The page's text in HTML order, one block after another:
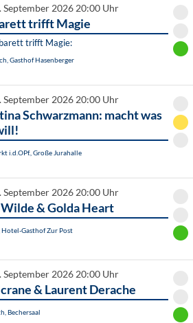
September 2026 20:00 Uhr
trifft Magie
trifft Magie:
Gasthof Hasenberger
September 2026 20:00 Uhr
Schwarzmann: macht was
i.d.OPf., Große Jurahalle
September 2026 20:00 Uhr
& Golda Heart
Hotel-Gasthof Zur Post
September 2026 20:00 Uhr
& Laurent Derache
Bechersaal